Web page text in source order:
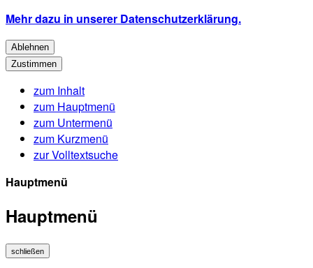
Mehr dazu in unserer Datenschutzerklärung.
Ablehnen
Zustimmen
zum Inhalt
zum Hauptmenü
zum Untermenü
zum Kurzmenü
zur Volltextsuche
Hauptmenü
Hauptmenü
schließen